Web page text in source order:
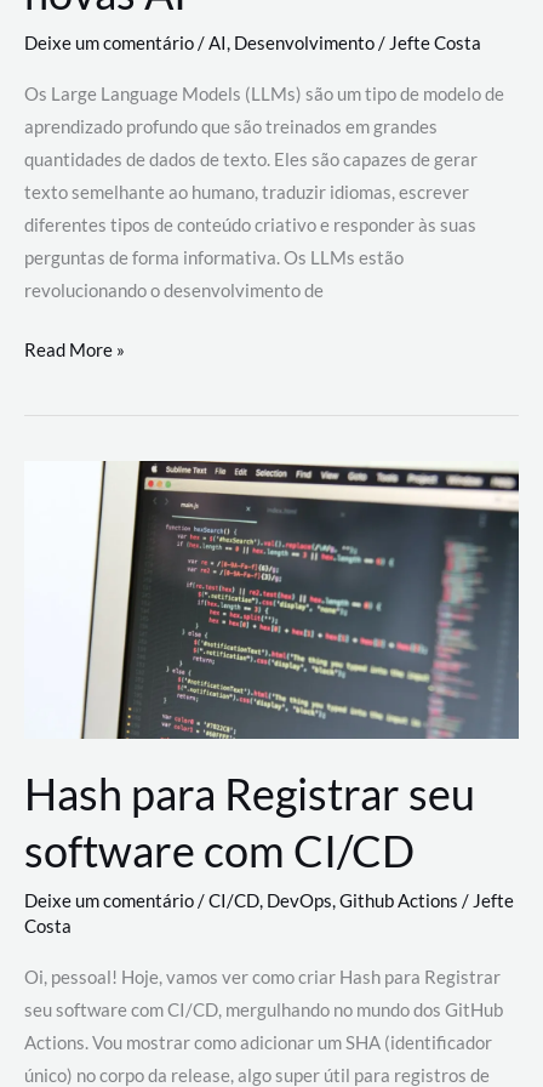
Deixe um comentário/AI, Desenvolvimento/ Jefte Costa
Os Large Language Models (LLMs) são um tipo de modelo de
aprendizado profundo que são treinados em grandes
quantidades de dados de texto. Eles são capazes de gerar
texto semelhante ao humano, traduzir idiomas, escrever
diferentes tipos de conteúdo criativo e responder às suas
perguntas de forma informativa. Os LLMs estão
revolucionando o desenvolvimento de
Large
Models
revolucionando
desenvolvimento
Read More »
Hash para Registrar seu
software com CI/CD
Deixe um comentário/CI/CD, DevOps,Github Actions /Jefte
Costa
Oi, pessoal! Hoje, vamos ver como criar Hash para Registrar
seu software com CI/CD, mergulhando no mundo dos GitHub
Actions. Vou mostrar como adicionar um SHA (identificador
único) no corpo da release, algo super útil para registros de